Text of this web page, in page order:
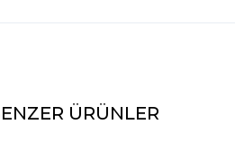
ÜRÜNLER